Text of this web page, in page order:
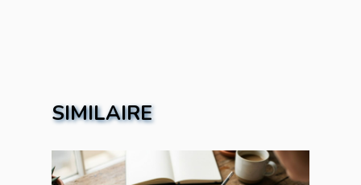
SIMILAIRE